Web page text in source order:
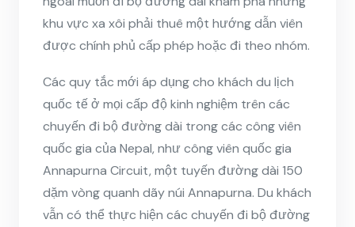
khu vực xa xôi phải thuê một hướng dẫn viên
được chính phủ cấp phép hoặc đi theo nhóm.
Các quy tắc mới áp dụng cho khách du lịch
quốc tế ở mọi cấp độ kinh nghiệm trên các
chuyến đi bộ đường dài trong các công viên
quốc gia của Nepal, như công viên quốc gia
Annapurna Circuit, một tuyến đường dài 150
dặm vòng quanh dãy núi Annapurna. Du khách
vẫn có thể thực hiện các chuyến đi bộ đường